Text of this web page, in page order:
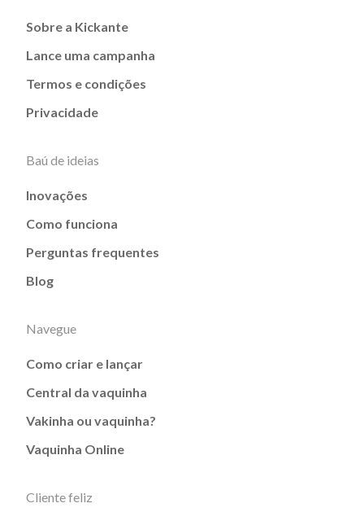
Sobre a Kickante
Lance uma campanha
Termos e condições
Privacidade
Baú de ideias
Inovações
Como funciona
Perguntas frequentes
Blog
Navegue
Como criar e lançar
Central da vaquinha
Vakinha ou vaquinha?
Vaquinha Online
Cliente feliz